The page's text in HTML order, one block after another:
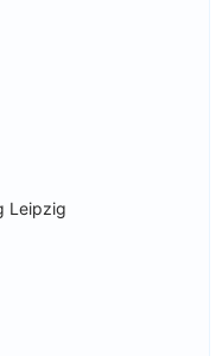
Leipzig